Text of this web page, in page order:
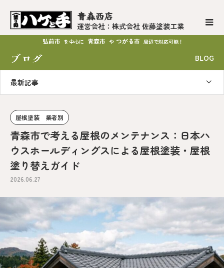
青森西店
運営会社：株式会社 佐藤塗装工業
弘前市 を中心に 青森市 や つがる市 周辺で対応可能！
ブログ BLOG
最新記事
屋根塗装 業者別
青森市で考える屋根のメンテナンス：日本ハ
ウスホールディングスによる屋根塗装・屋根
塗り替えガイド
2026.06.27